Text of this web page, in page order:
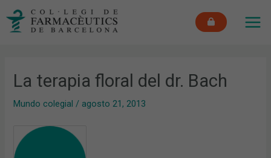
La terapia floral del dr. Bach
Mundo colegial / agosto 21, 2013